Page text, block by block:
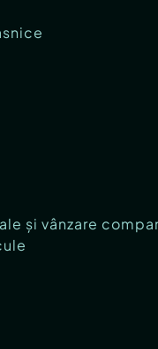
și vânzare